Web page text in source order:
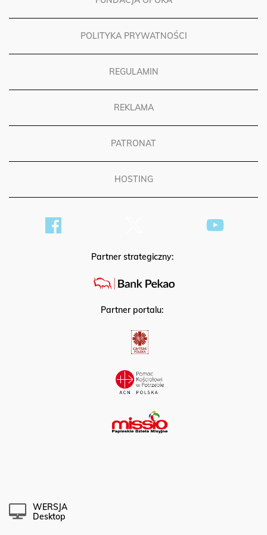
POLITYKA PRYWATNOŚCI
REGULAMIN
REKLAMA
PATRONAT
HOSTING
Partner strategiczny:
Partner portalu:
WERSJA
Desktop